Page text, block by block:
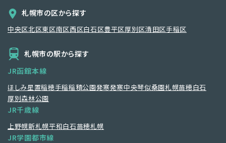
札幌市の区から探す
中央区北区東区南区西区白石区豊平区厚別区清田区手稲区
札幌市の駅から探す
JR函館本線
ほしみ星置稲穂手稲稲積公園発寒発寒中央琴似桑園札幌苗穂白石
厚別森林公園
JR千歳線
上野幌新札幌平和白石苗穂札幌
JR学園都市線